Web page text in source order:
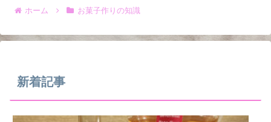
ホーム お菓子作りの知識
新着記事